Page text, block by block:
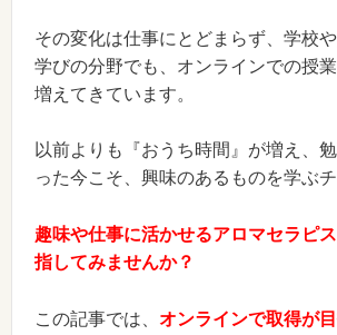
その変化は仕事にとどまらず、学校
学びの分野でも、オンラインでの授
増えてきています。
以前よりも『おうち時間』が増え、
った今こそ、興味のあるものを学ぶチ
趣味や仕事に活かせるアロマセラピ
指してみませんか？
この記事では、 オンラインで取得が